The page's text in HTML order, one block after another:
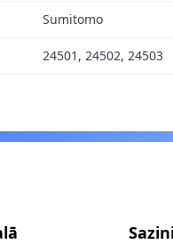
Sumitomo
24501, 24502, 24503